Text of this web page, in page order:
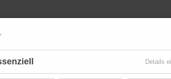
Orchester
des Volksliedes Kein schöner Land in
Details